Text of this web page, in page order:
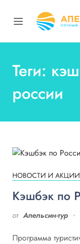
Теги:
россии
НОВОСТИ И АКЦИИ
Кэшбэк по
от Апельсин-тур
Программа